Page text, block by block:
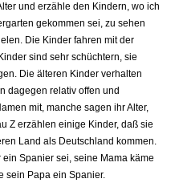
und erzähle den Kindern, wo ich
gekommen sei, zu sehen
Die Kinder fahren mit der
sind sehr schüchtern, sie
Die älteren Kinder verhalten
da­gegen relativ offen und
mit, manche sagen ihr Alter,
Z erzählen einige Kinder, daß sie
Land als Deutschland kommen.
Spanier sei, seine Mama käme
sein Papa ein Spanier.